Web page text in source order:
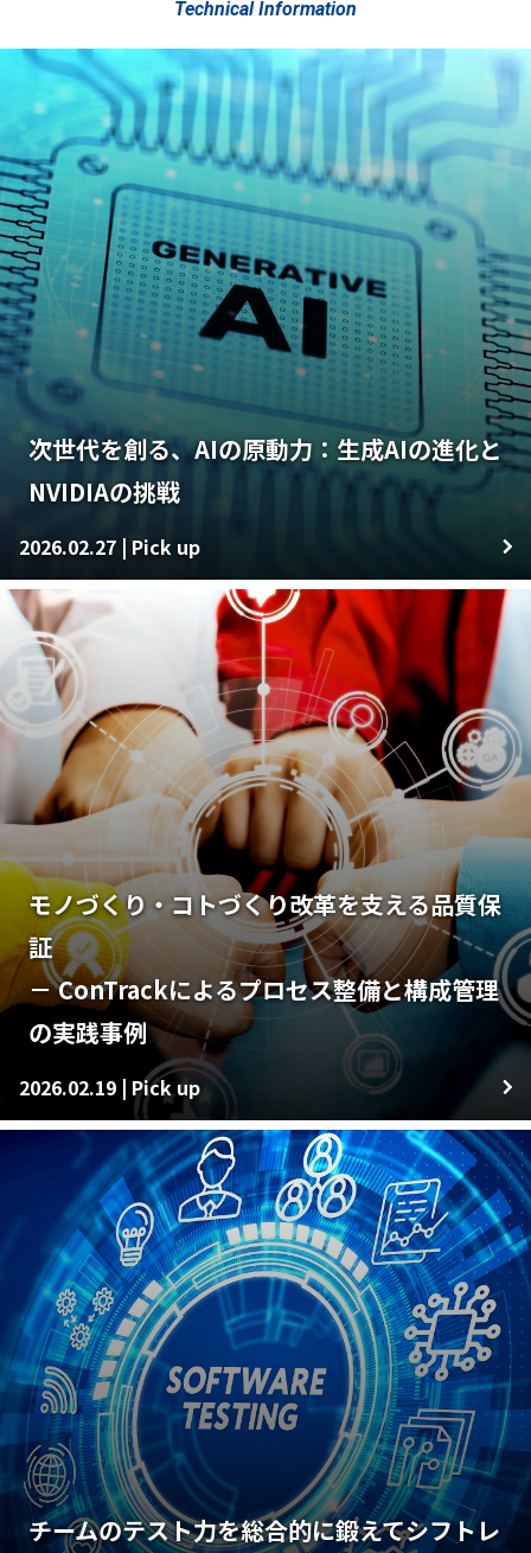
Technical Information
次世代を創る、AIの原動力：生成AIの進化と
NVIDIAの挑戦
2026.02.27 | Pick up
モノづくり・コトづくり改革を支える品質保
証
－ ConTrackによるプロセス整備と構成管理
の実践事例
2026.02.19 | Pick up
チームのテスト力を総合的に鍛えてシフトレ